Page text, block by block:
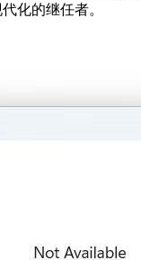
化的继任者。